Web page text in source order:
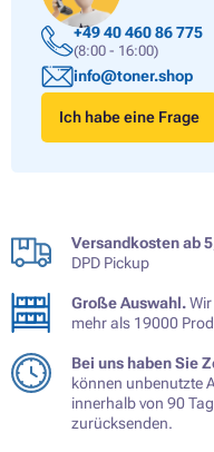
+49 40 460 86 775
(8:00 - 16:00)
info@toner.shop
Ich habe eine Frage
Versandkosten ab
DPD Pickup
Große Auswahl.
mehr als 19000
Bei uns haben Sie
können unbenutzte
innerhalb von 90
zurücksenden.